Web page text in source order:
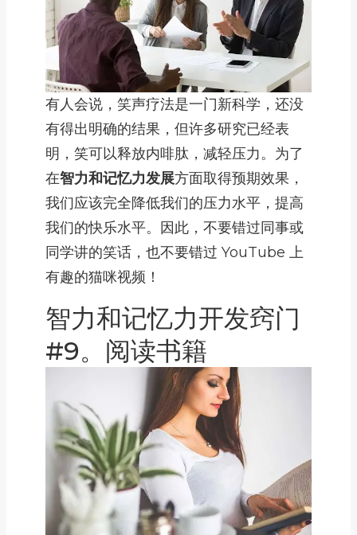
有人会说，笑声疗法是一门新科学，还没
有得出明确的结果，但许多研究已经表
明，笑可以释放内啡肽，减轻压力。为了
在智力和记忆力发展方面取得预期效果，
我们应该完全降低我们的压力水平，提高
我们的快乐水平。因此，不要错过同事或
同学讲的笑话，也不要错过 YouTube 上
有趣的猫咪视频！
智力和记忆力开发窍门
#9。阅读书籍